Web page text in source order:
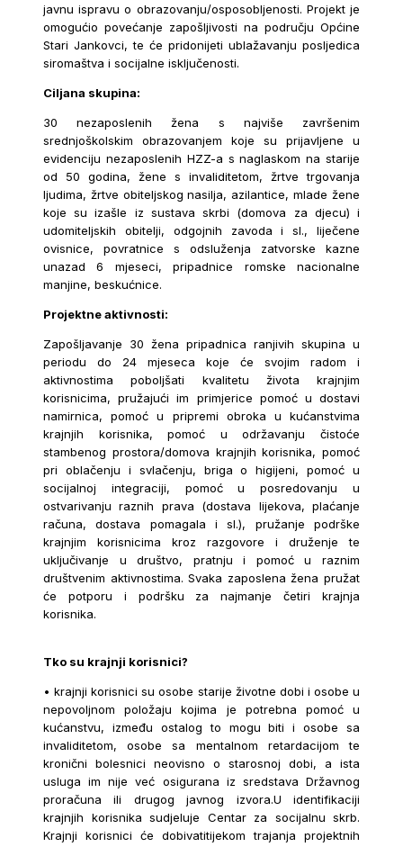
javnu ispravu o obrazovanju/osposobljenosti. Projekt je
omogućio povećanje zapošljivosti na području Općine
Stari Jankovci, te će pridonijeti ublažavanju posljedica
siromaštva i socijalne isključenosti.
Ciljana skupina:
30 nezaposlenih žena s najviše završenim
srednjoškolskim obrazovanjem koje su prijavljene u
evidenciju nezaposlenih HZZ-a s naglaskom na starije
od 50 godina, žene s invaliditetom, žrtve trgovanja
ljudima, žrtve obiteljskog nasilja, azilantice, mlade žene
koje su izašle iz sustava skrbi (domova za djecu) i
udomiteljskih obitelji, odgojnih zavoda i sl., liječene
ovisnice, povratnice s odsluženja zatvorske kazne
unazad 6 mjeseci, pripadnice romske nacionalne
manjine, beskućnice.
Projektne aktivnosti:
Zapošljavanje 30 žena pripadnica ranjivih skupina u
periodu do 24 mjeseca koje će svojim radom i
aktivnostima poboljšati kvalitetu života krajnjim
korisnicima, pružajući im primjerice pomoć u dostavi
namirnica, pomoć u pripremi obroka u kućanstvima
krajnjih korisnika, pomoć u održavanju čistoće
stambenog prostora/domova krajnjih korisnika, pomoć
pri oblačenju i svlačenju, briga o higijeni, pomoć u
socijalnoj integraciji, pomoć u posredovanju u
ostvarivanju raznih prava (dostava lijekova, plaćanje
računa, dostava pomagala i sl.), pružanje podrške
krajnjim korisnicima kroz razgovore i druženje te
uključivanje u društvo, pratnju i pomoć u raznim
društvenim aktivnostima. Svaka zaposlena žena pružat
će potporu i podršku za najmanje četiri krajnja
korisnika.
Tko su krajnji korisnici?
• krajnji korisnici su osobe starije životne dobi i osobe u
nepovoljnom položaju kojima je potrebna pomoć u
kućanstvu, između ostalog to mogu biti i osobe sa
invaliditetom, osobe sa mentalnom retardacijom te
kronični bolesnici neovisno o starosnoj dobi, a ista
usluga im nije već osigurana iz sredstava Državnog
proračuna ili drugog javnog izvora.U identifikaciji
krajnjih korisnika sudjeluje Centar za socijalnu skrb.
Krajnji korisnici će dobivatitijekom trajanja projektnih